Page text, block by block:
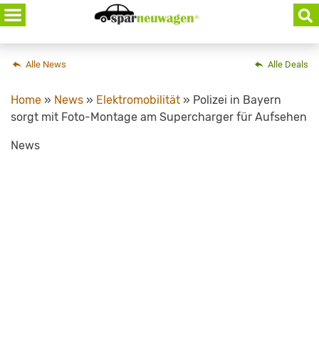
Skip
to
content
Alle Deals
Alle News
Home » News » Elektromobilität » Polizei in Bayern
sorgt mit Foto-Montage am Supercharger für Aufsehen
News